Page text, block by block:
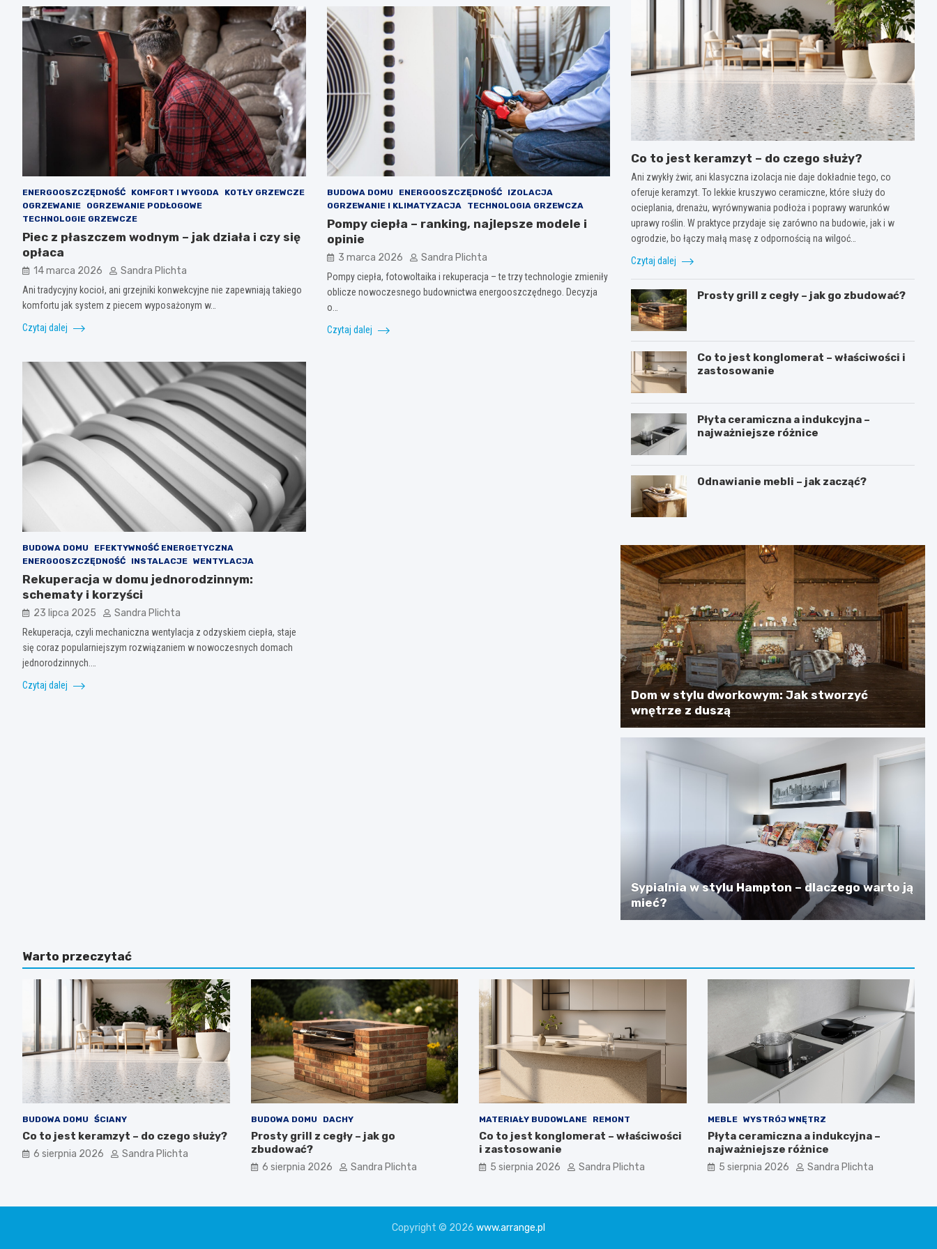
ENERGOOSZCZĘDNOŚĆ KOMFORT I WYGODA
KOTŁY GRZEWCZE
OGRZEWANIE
OGRZEWANIE PODŁOGOWE
TECHNOLOGIE GRZEWCZE
Piec z płaszczem wodnym – jak działa i czy się
opłaca
14 marca 2026 Sandra Plichta
Ani tradycyjny kocioł, ani grzejniki konwekcyjne nie zapewniają takiego
komfortu jak system z piecem wyposażonym w…
Czytaj dalej
BUDOWA DOMU ENERGOOSZCZĘDNOŚĆ
IZOLACJA
OGRZEWANIE I KLIMATYZACJA
TECHNOLOGIA GRZEWCZA
Pompy ciepła – ranking, najlepsze modele i
opinie
3 marca 2026 Sandra Plichta
Pompy ciepła, fotowoltaika i rekuperacja – te trzy technologie zmieniły
oblicze nowoczesnego budownictwa energooszczędnego. Decyzja
o…
Czytaj dalej
BUDOWA DOMU
EFEKTYWNOŚĆ ENERGETYCZNA
ENERGOOSZCZĘDNOŚĆ
INSTALACJE WENTYLACJA
Rekuperacja w domu jednorodzinnym:
schematy i korzyści
23 lipca 2025 Sandra Plichta
Rekuperacja, czyli mechaniczna wentylacja z odzyskiem ciepła, staje
się coraz popularniejszym rozwiązaniem w nowoczesnych domach
jednorodzinnych.…
Czytaj dalej
Co to jest keramzyt – do czego służy?
Ani zwykły żwir, ani klasyczna izolacja nie daje dokładnie tego, co
oferuje keramzyt. To lekkie kruszywo ceramiczne, które służy do
ocieplania, drenażu, wyrównywania podłoża i poprawy warunków
uprawy roślin. W praktyce przydaje się zarówno na budowie, jak i w
ogrodzie, bo łączy małą masę z odpornością na wilgoć…
Czytaj dalej
Prosty grill z cegły – jak go zbudować?
Co to jest konglomerat – właściwości i
zastosowanie
Płyta ceramiczna a indukcyjna –
najważniejsze różnice
Odnawianie mebli – jak zacząć?
Dom w stylu dworkowym: Jak stworzyć
wnętrze z duszą
Sypialnia w stylu Hampton – dlaczego warto ją
mieć?
Warto przeczytać
BUDOWA DOMU ŚCIANY
Co to jest keramzyt – do czego służy?
6 sierpnia 2026 Sandra Plichta
BUDOWA DOMU DACHY
Prosty grill z cegły – jak go
zbudować?
6 sierpnia 2026 Sandra Plichta
MATERIAŁY BUDOWLANE REMONT
Co to jest konglomerat – właściwości
i zastosowanie
5 sierpnia 2026 Sandra Plichta
MEBLE WYSTRÓJ WNĘTRZ
Płyta ceramiczna a indukcyjna –
najważniejsze różnice
5 sierpnia 2026 Sandra Plichta
Copyright © 2026 www.arrange.pl